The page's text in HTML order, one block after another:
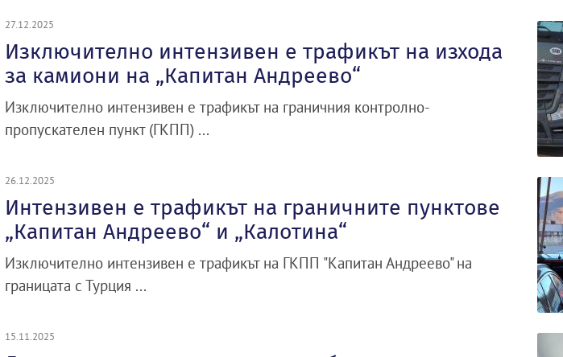
27.12.2025
Изключително интензивен е трафикът на изхода
за камиони на „Капитан Андреево“
Изключително интензивен е трафикът на граничния контролно-
пропускателен пункт (ГКПП) ...
26.12.2025
Интензивен е трафикът на граничните пунктове
„Капитан Андреево“ и „Калотина“
Изключително интензивен е трафикът на ГКПП "Капитан Андреево" на
границата с Турция ...
15.11.2025